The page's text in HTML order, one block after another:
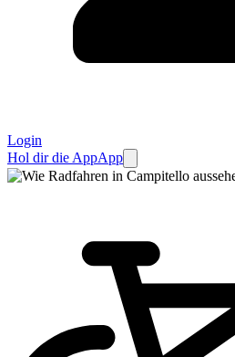
Login
Hol dir die AppApp